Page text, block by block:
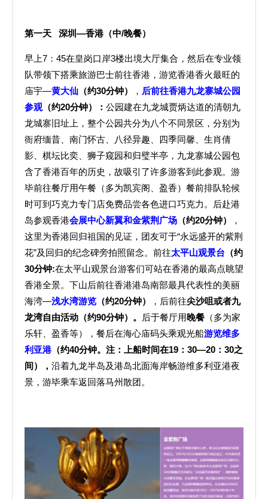
第一天 深圳 —香港（中/晚餐）
早上7：45在皇岗口岸3楼出境大厅集合，然后在专业领
队带领下搭乘旅游巴士前往香港，游览香港香火最旺的
庙宇—黄大仙 （约30分钟） ， 后前往香港九龙寨城公园
参观（约20分钟）： 公园建在九龙城贾炳达道的清朝九
龙城寨旧址上，整个公园共分为八个不同景区，分别为
衙府缅昔、南门怀古、八径异趣、四季同馨、生肖倩
影、棋坛比奕、狮子窥园和归璧半亭，九龙寨城公园包
含了香港百年的历史，故吸引了许多游客到此参观。游
毕前往餐厅用午餐（多为凯宾阁、盈香）餐前排队轮候
时可到巧克力专门店免费品尝各色进口巧克力。后赴港
岛参观香港会展中心新翼和金紫荆广场 （约20分钟）
，
这里为香港回归祖国的见证，团友可于“永远盛开的紫荆
花”及回归的纪念碑旁拍照留念。前往太平山观景台 （约
30分钟:在太平山观景台游客们可站在香港的最高点眺望
香港全景。下山后前往香港港岛南部最具代表性的美丽
海湾—浅水湾游览 （约20分钟） ，后前往尖沙咀或者九
龙湾自由活动（约90分钟）。
后于餐厅用晚餐 （多为家
乐轩、盈香等），餐后在海心庙码头乘观光船游览维多
利亚港（约40分钟。注：上船时间在19：30—20：30之
间）
， 沿着九龙半岛及港岛北面海岸畅游维多利亚港夜
景，游毕乘车返回落马州散团。